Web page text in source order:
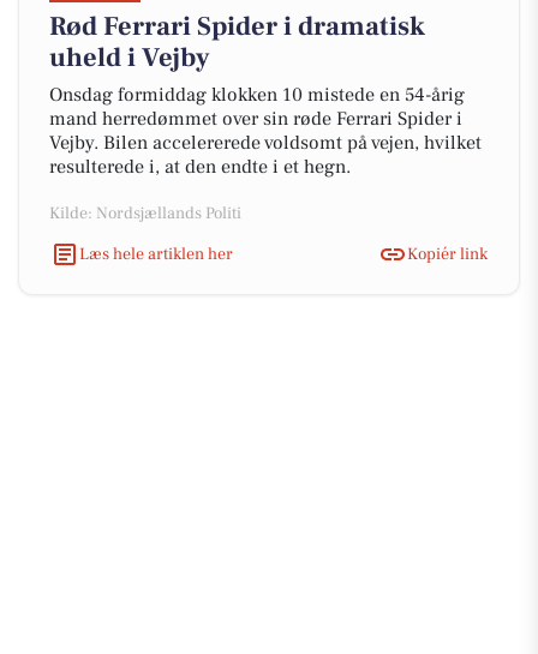
Rød Ferrari Spider i dramatisk
uheld i Vejby
Onsdag formiddag klokken 10 mistede en 54-årig
mand herredømmet over sin røde Ferrari Spider i
Vejby. Bilen accelererede voldsomt på vejen, hvilket
resulterede i, at den endte i et hegn.
Kilde: Nordsjællands Politi
Læs hele artiklen her
Kopiér link